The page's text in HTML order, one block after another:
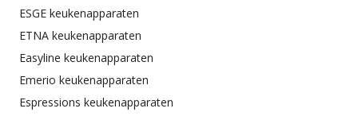
ESGE keukenapparaten
ETNA keukenapparaten
Easyline keukenapparaten
Emerio keukenapparaten
Espressions keukenapparaten